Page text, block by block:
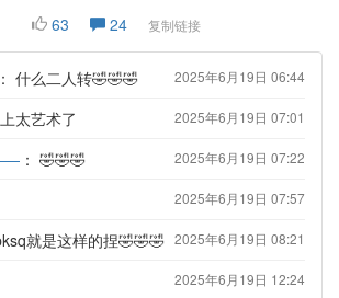
63 24 复制链接
： 什么二人转🤣🤣🤣 2025年6月19日 06:44
太艺术了 2025年6月19日 07:01
： 🤣🤣🤣 2025年6月19日 07:22
2025年6月19日 07:57
就是这样的捏🤣🤣🤣 2025年6月19日 08:21
2025年6月19日 12:24